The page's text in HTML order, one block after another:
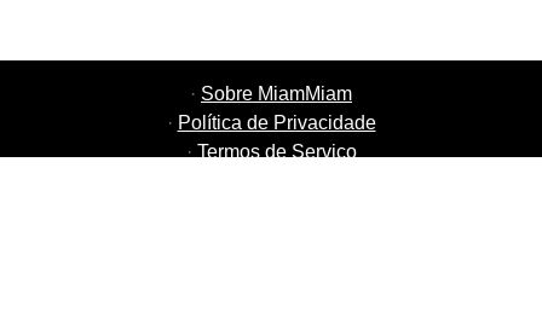
· Sobre MiamMiam
· Política de Privacidade
· Termos de Serviço